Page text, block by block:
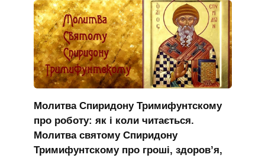
Молитва Спиридону Тримифунтскому
про роботу: як і коли читається.
Молитва святому Спиридону
Тримифунтскому про гроші, здоров’я,